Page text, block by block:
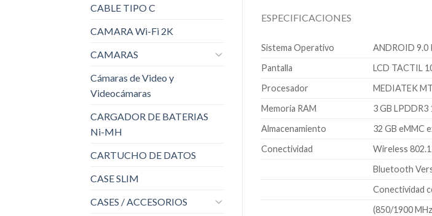
ESPECIFICACIONES
Sistema Operativo
ANDROID 9.0
Pantalla
LCD TACTIL
Procesador
MEDIATEK
Memoria RAM
3 GB LPDDR3
Almacenamiento
32 GB eMMC
Conectividad
Wireless
Bluetooth
Conectividad
(850/1900
CABLE TIPO C
CAMARA Wi-Fi 2K
CAMARAS
Cámaras de Video y
Videocámaras
CARGADOR DE BATERIAS
Ni-MH
CARTUCHO DE DATOS
CASE SLIM
CASES / ACCESORIOS